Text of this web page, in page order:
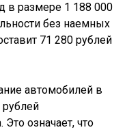
в размере 1 188 000
без наемных
71 280 рублей
автомобилей в
рублей
означает, что